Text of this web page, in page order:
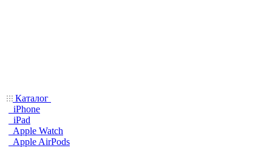
Каталог
iPhone
iPad
Apple Watch
Apple AirPods